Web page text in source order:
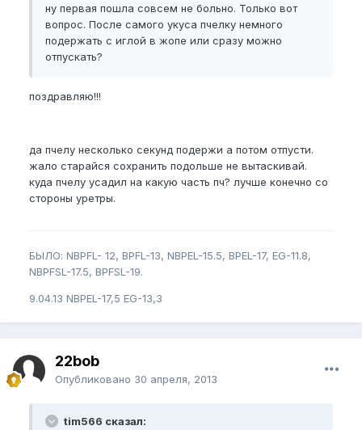
ну первая пошла совсем не больно. Только вот
вопрос. После самого укуса пчелку немного
подержать с иглой в жопе или сразу можно
отпускать?
поздравляю!!!
да пчелу несколько секунд подержи а потом отпусти.
жало старайся сохранить подольше не вытаскивай.
куда пчелу усадил на какую часть пч? лучше конечно со
стороны уретры.
БЫЛО: NBPFL- 12, BPFL-13, NBPEL-15.5, BPEL-17, EG-11.8,
NBPFSL-17.5, BPFSL-19.
9.04.13 NBPEL-17,5 EG-13,3
22bob
Опубликовано 30 апреля, 2013
tim566 сказал: